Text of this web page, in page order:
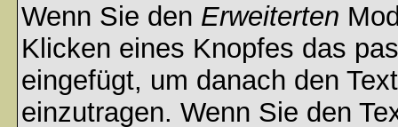
Wenn Sie den Erweiterten
Klicken eines Knopfes das
eingefügt, um danach den
einzutragen. Wenn Sie den